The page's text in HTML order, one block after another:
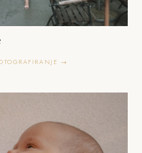
→